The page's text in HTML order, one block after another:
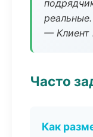
реальные.
— Клиент
Часто
Как